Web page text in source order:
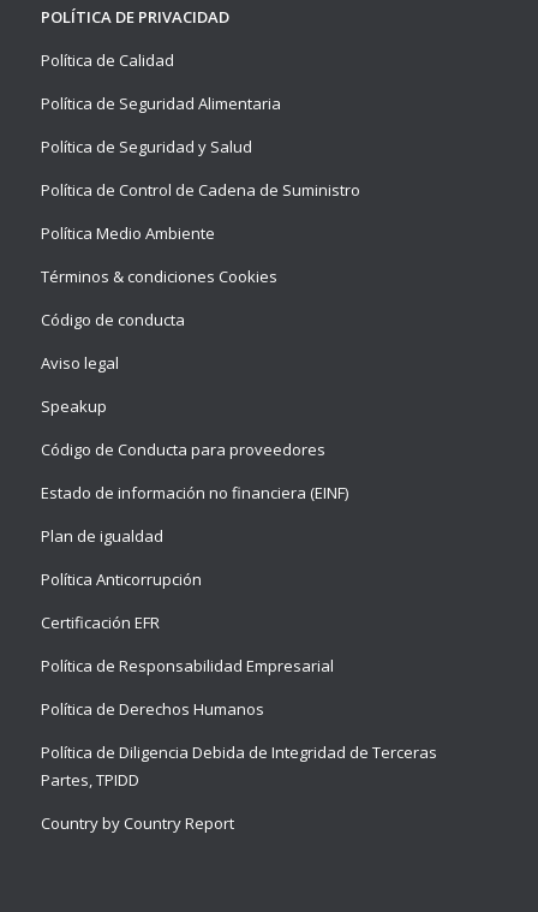
POLÍTICA DE PRIVACIDAD
Política de Calidad
Política de Seguridad Alimentaria
Política de Seguridad y Salud
Política de Control de Cadena de Suministro
Política Medio Ambiente
Términos & condiciones Cookies
Código de conducta
Aviso legal
Speakup
Código de Conducta para proveedores
Estado de información no financiera (EINF)
Plan de igualdad
Política Anticorrupción
Certificación EFR
Política de Responsabilidad Empresarial
Política de Derechos Humanos
Política de Diligencia Debida de Integridad de Terceras
Partes, TPIDD
Country by Country Report